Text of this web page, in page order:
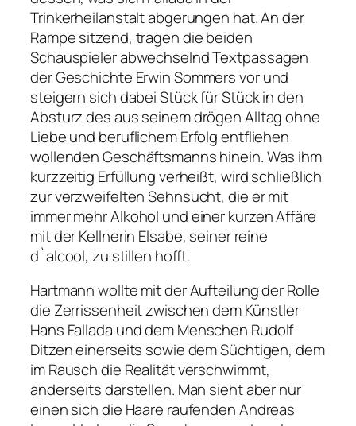
Trinkerheilanstalt abgerungen hat. An der
Rampe sitzend, tragen die beiden
Schauspieler abwechselnd Textpassagen
der Geschichte Erwin Sommers vor und
steigern sich dabei Stück für Stück in den
Absturz des aus seinem drögen Alltag ohne
Liebe und beruflichem Erfolg entfliehen
wollenden Geschäftsmanns hinein. Was ihm
kurzzeitig Erfüllung verheißt, wird schließlich
zur verzweifelten Sehnsucht, die er mit
immer mehr Alkohol und einer kurzen Affäre
mit der Kellnerin Elsabe, seiner reine
d`alcool, zu stillen hofft.
Hartmann wollte mit der Aufteilung der Rolle
die Zerrissenheit zwischen dem Künstler
Hans Fallada und dem Menschen Rudolf
Ditzen einerseits sowie dem Süchtigen, dem
im Rausch die Realität verschwimmt,
anderseits darstellen. Man sieht aber nur
einen sich die Haare raufenden Andreas